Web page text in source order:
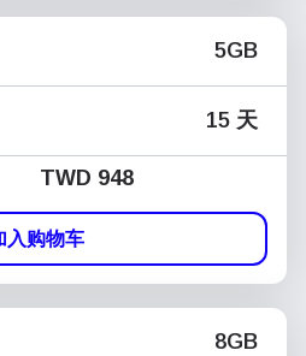
5GB
15 天
TWD 948
入购物车
8GB